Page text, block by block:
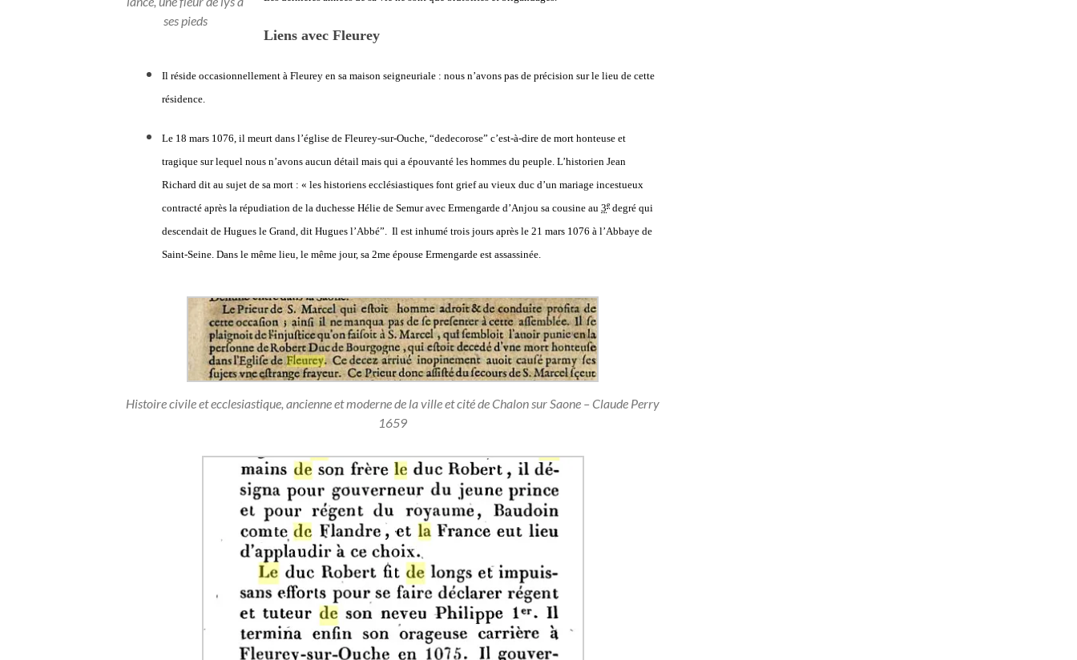
ses pieds
Liens avec Fleurey
Il réside occasionnellement à Fleurey en sa maison seigneuriale : nous n’avons pas de précision sur le lieu de cette
résidence.
Le 18 mars 1076, il meurt dans l’église de Fleurey-sur-Ouche, “dedecorose” c’est-à-dire de mort honteuse et
tragique sur lequel nous n’avons aucun détail mais qui a épouvanté les hommes du peuple. L’historien Jean
Richard dit au sujet de sa mort : « les historiens ecclésiastiques font grief au vieux duc d’un mariage incestueux
contracté après la répudiation de la duchesse Hélie de Semur avec Ermengarde d’Anjou sa cousine au 3e degré qui
descendait de Hugues le Grand, dit Hugues l’Abbé”.
Il est inhumé trois jours après le 21 mars 1076 à l’Abbaye de
Saint-Seine. Dans le même lieu, le même jour, sa 2me épouse Ermengarde est assassinée.
Histoire civile et ecclesiastique, ancienne et moderne de la ville et cité de Chalon sur Saone – Claude Perry
1659